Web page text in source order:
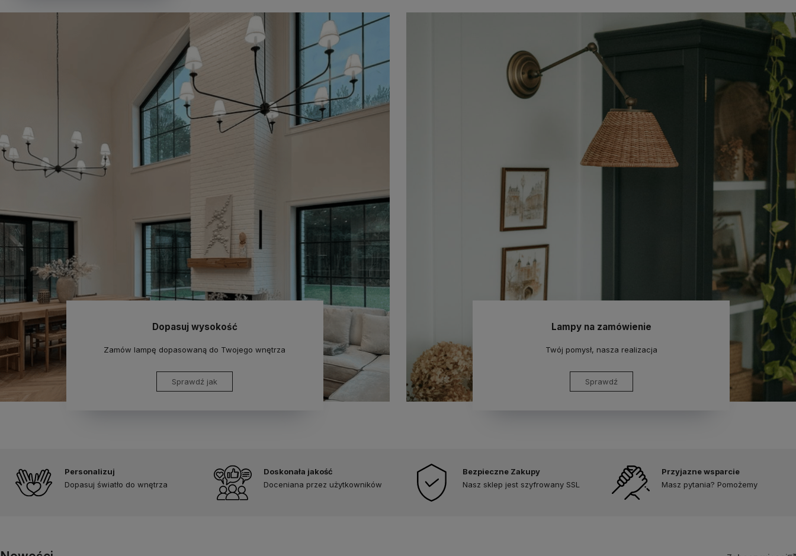
Dopasuj wysokość
Zamów lampę dopasowaną do Twojego wnętrza
Sprawdź jak
Lampy na zamówienie
Twój pomysł, nasza realizacja
Sprawdź
Personalizuj
Dopasuj światło do wnętrza
Doskonała jakość
Doceniana przez użytkowników
Bezpieczne Zakupy
Nasz sklep jest szyfrowany SSL
Przyjazne wsparcie
Masz pytania? Pomożemy